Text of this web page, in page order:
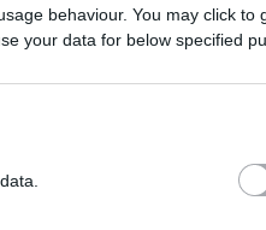
behaviour. You may click to
your data for below specified